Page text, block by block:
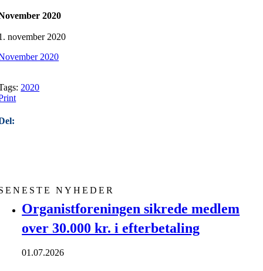
2020
november 2020
2020
2020
NYHEDER
Organistforeningen sikrede medlem
over 30.000 kr. i efterbetaling
01.07.2026